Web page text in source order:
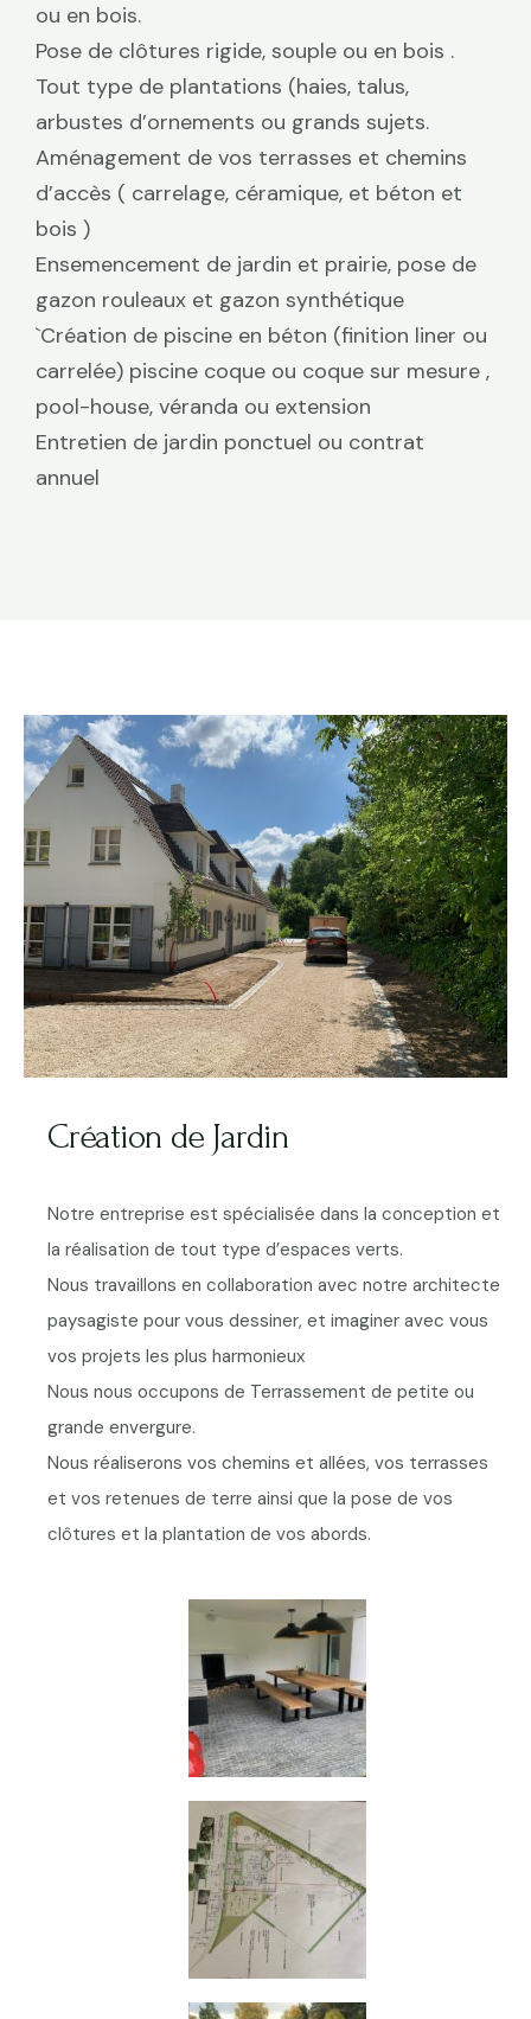
ou en bois.
Pose de clôtures rigide, souple ou en bois .
Tout type de plantations (haies, talus,
arbustes d’ornements ou grands sujets.
Aménagement de vos terrasses et chemins
d’accès ( carrelage, céramique, et béton et
bois )
Ensemencement de jardin et prairie, pose de
gazon rouleaux et gazon synthétique
`Création de piscine en béton (finition liner ou
carrelée) piscine coque ou coque sur mesure ,
pool-house, véranda ou extension
Entretien de jardin ponctuel ou contrat
annuel
Création de Jardin
Notre entreprise est spécialisée dans la conception et
la réalisation de tout type d’espaces verts.
Nous travaillons en collaboration avec notre architecte
paysagiste pour vous dessiner, et imaginer avec vous
vos projets les plus harmonieux
Nous nous occupons de Terrassement de petite ou
grande envergure.
Nous réaliserons vos chemins et allées, vos terrasses
et vos retenues de terre ainsi que la pose de vos
clôtures et la plantation de vos abords.